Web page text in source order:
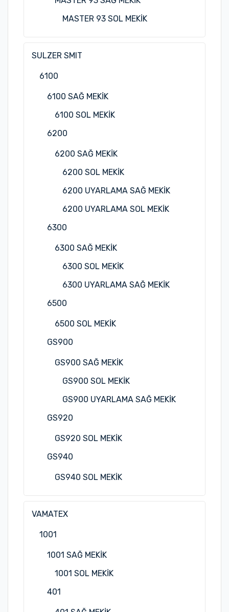
MASTER 93 SOL MEKİK
SULZER SMIT
6100
6100 SAĞ MEKİK
6100 SOL MEKİK
6200
6200 SAĞ MEKİK
6200 SOL MEKİK
6200 UYARLAMA SAĞ MEKİK
6200 UYARLAMA SOL MEKİK
6300
6300 SAĞ MEKİK
6300 SOL MEKİK
6300 UYARLAMA SAĞ MEKİK
6500
6500 SOL MEKİK
GS900
GS900 SAĞ MEKİK
GS900 SOL MEKİK
GS900 UYARLAMA SAĞ MEKİK
GS920
GS920 SOL MEKİK
GS940
GS940 SOL MEKİK
VAMATEX
1001
1001 SAĞ MEKİK
1001 SOL MEKİK
401